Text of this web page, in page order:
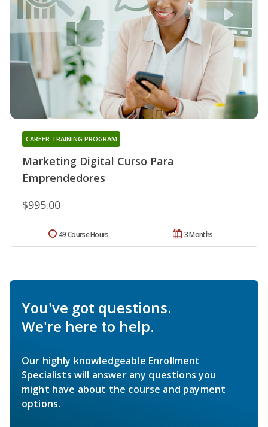
Marketing Digital Curso Para
Emprendedores
CAREER TRAINING PROGRAM
$995.00
3 Months
49 Course Hours
You've got questions.
We're here to help.
Our highly knowledgeable Enrollment
Specialists will answer any questions you
might have about the course and payment
options.